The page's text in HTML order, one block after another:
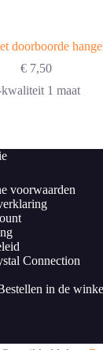
doorboorde
€ 7,50
kwaliteit 1 maat
voorwaarden
Connection
in de